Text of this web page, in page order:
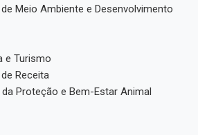
Meio Ambiente e Desenvolvimento
e Turismo
Receita
Proteção e Bem-Estar Animal